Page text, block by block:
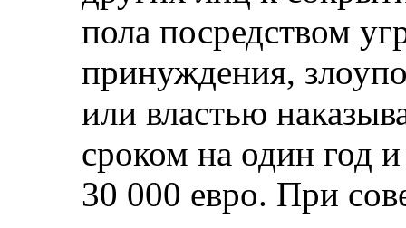
пола посредством
принуждения,
или властью
сроком на один год
30 000 евро. При